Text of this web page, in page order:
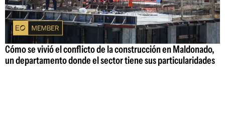
Cómo se vivió el conflicto de la construcción en Maldonado,
un departamento donde el sector tiene sus particularidades